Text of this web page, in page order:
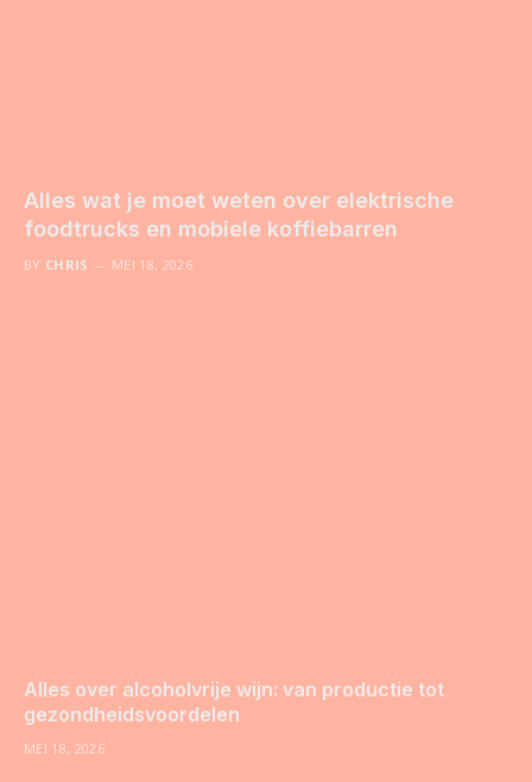
Alles wat je moet weten over elektrische
foodtrucks en mobiele koffiebarren
BY CHRIS MEI 18, 2026
Alles over alcoholvrije wijn: van productie tot
gezondheidsvoordelen
MEI 18, 2026